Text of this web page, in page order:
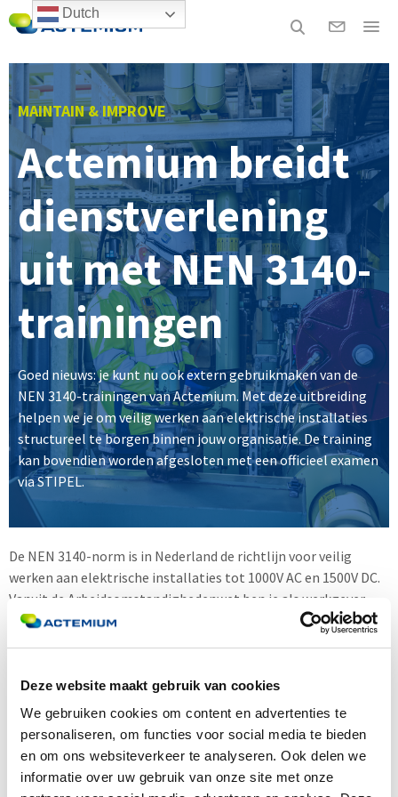
Deze website maakt gebruik van cookies
We gebruiken cookies om content en advertenties te
personaliseren, om functies voor social media te bieden
en om ons websiteverkeer te analyseren. Ook delen we
informatie over uw gebruik van onze site met onze
MAINTAIN & IMPROVE
Actemium breidt
dienstverlening
uit met NEN 3140-
trainingen
Goed nieuws: je kunt nu ook extern gebruikmaken van de
NEN 3140-trainingen van Actemium. Met deze uitbreiding
helpen we je om veilig werken aan elektrische installaties
structureel te borgen binnen jouw organisatie. De training
kan bovendien worden afgesloten met een officieel examen
via STIPEL.
De NEN 3140-norm is in Nederland de richtlijn voor veilig
werken aan elektrische installaties tot 1000V AC en 1500V DC.
Vanuit de Arbeidsomstandighedenwet ben je als werkgever
verantwoordelijk voor het aantoonbaar instrueren van
Met onze praktijkgerichte NEN 3140-training zorg je ervoor
dat jouw medewerkers vakbekwaam blijven én veilig werken in
de dagelijkse praktijk.
Wat kun je verwachten
Training bij jou op locatie
Dutch